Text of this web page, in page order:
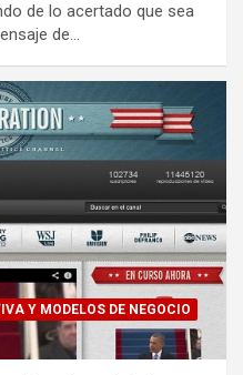
de lo acertado que sea
de…
Y MODELOS DE NEGOCIO